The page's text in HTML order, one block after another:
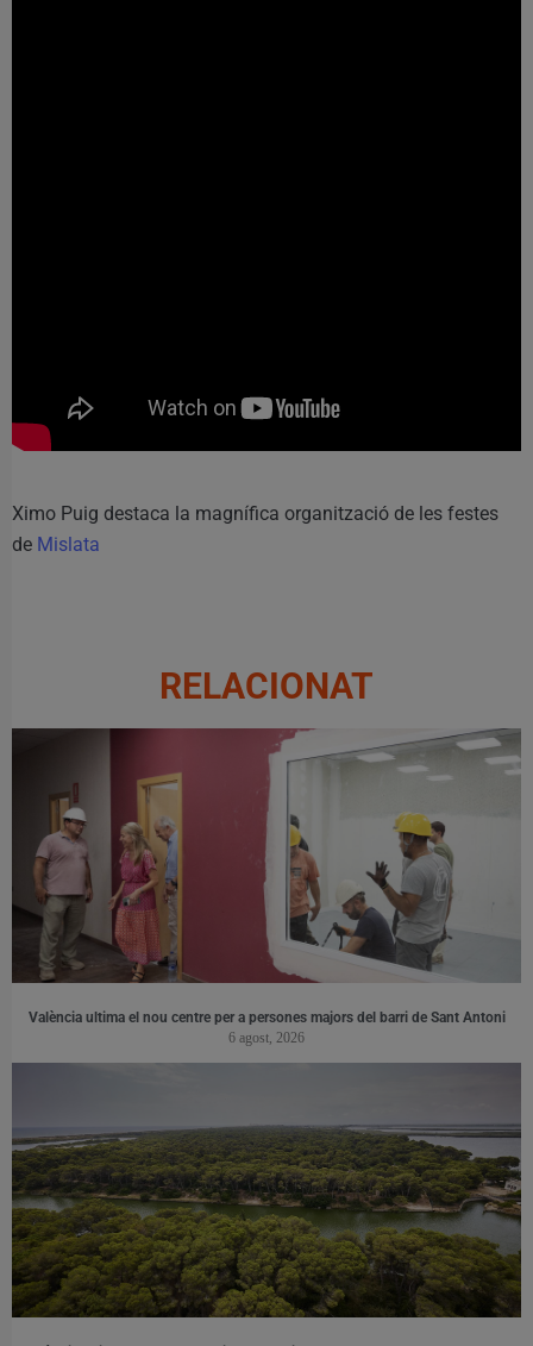
Ximo Puig destaca la magnífica organització de les festes
de Mislata
RELACIONAT
València ultima el nou centre per a persones majors del barri de Sant Antoni
6 agost, 2026